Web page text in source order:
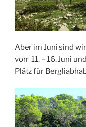
Aber im Juni sind
vom 11. – 16. Juni
Plätz für